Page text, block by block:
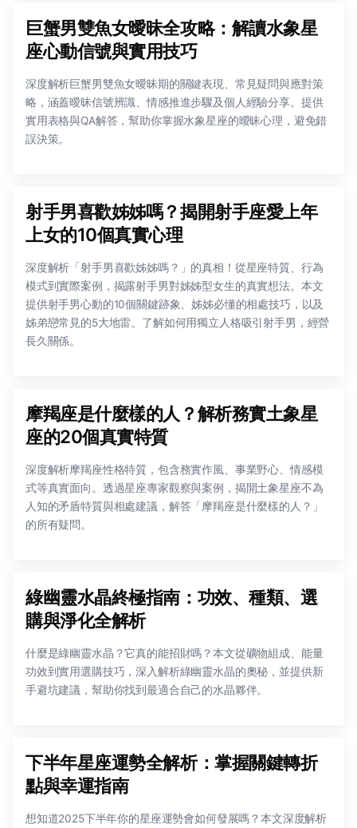
巨蟹男雙魚女曖昧全攻略：解讀水象星
座心動信號與實用技巧
深度解析巨蟹男雙魚女曖昧期的關鍵表現、常見疑問與應對策
略，涵蓋曖昧信號辨識、情感推進步驟及個人經驗分享。提供
實用表格與QA解答，幫助你掌握水象星座的曖昧心理，避免錯
誤決策。
射手男喜歡姊姊嗎？揭開射手座愛上年
上女的10個真實心理
深度解析「射手男喜歡姊姊嗎？」的真相！從星座特質、行為
模式到實際案例，揭露射手男對姊姊型女生的真實想法。本文
提供射手男心動的10個關鍵跡象、姊姊必懂的相處技巧，以及
姊弟戀常見的5大地雷。了解如何用獨立人格吸引射手男，經營
長久關係。
摩羯座是什麼樣的人？解析務實土象星
座的20個真實特質
深度解析摩羯座性格特質，包含務實作風、事業野心、情感模
式等真實面向。透過星座專家觀察與案例，揭開土象星座不為
人知的矛盾特質與相處建議，解答「摩羯座是什麼樣的人？」
的所有疑問。
綠幽靈水晶終極指南：功效、種類、選
購與淨化全解析
什麼是綠幽靈水晶？它真的能招財嗎？本文從礦物組成、能量
功效到實用選購技巧，深入解析綠幽靈水晶的奧秘，並提供新
手避坑建議，幫助你找到最適合自己的水晶夥伴。
下半年星座運勢全解析：掌握關鍵轉折
點與幸運指南
想知道2025下半年你的星座運勢會如何發展嗎？本文深度解析